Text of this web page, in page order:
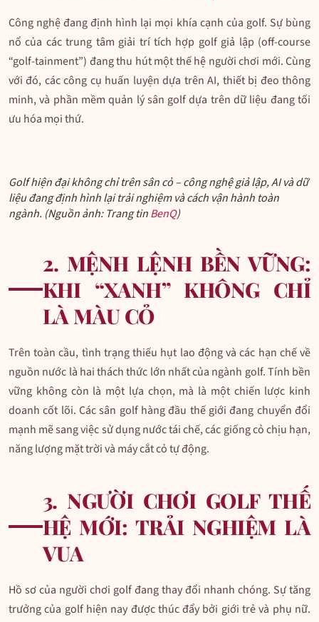
Công nghệ đang định hình lại mọi khía cạnh của golf. Sự bùng
nổ của các trung tâm giải trí tích hợp golf giả lập (off-course
“golf-tainment”) đang thu hút một thế hệ người chơi mới. Cùng
với đó, các công cụ huấn luyện dựa trên AI, thiết bị đeo thông
minh, và phần mềm quản lý sân golf dựa trên dữ liệu đang tối
ưu hóa mọi thứ.
Golf hiện đại không chỉ trên sân cỏ – công nghệ giả lập, AI và dữ
liệu đang định hình lại trải nghiệm và cách vận hành toàn
ngành. (Nguồn ảnh: Trang tinBenQ)
2. MỆNH LỆNH BỀN VỮNG:
KHI “XANH” KHÔNG CHỈ
LÀ MÀU CỎ
Trên toàn cầu, tình trạng thiếu hụt lao động và các hạn chế về
nguồn nước là hai thách thức lớn nhất của ngành golf. Tính bền
vững không còn là một lựa chọn, mà là một chiến lược kinh
doanh cốt lõi. Các sân golf hàng đầu thế giới đang chuyển đổi
mạnh mẽ sang việc sử dụng nước tái chế, các giống cỏ chịu hạn,
năng lượng mặt trời và máy cắt cỏ tự động.
3. NGƯỜI CHƠI GOLF THẾ
HỆ MỚI: TRẢI NGHIỆM LÀ
VUA
Hồ sơ của người chơi golf đang thay đổi nhanh chóng. Sự tăng
trưởng của golf hiện nay được thúc đẩy bởi giới trẻ và phụ nữ.